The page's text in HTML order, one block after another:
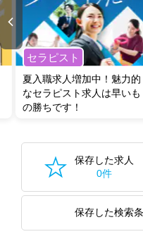
セラピスト
夏入職求人増加中！魅力的
なセラピスト求人は早いも
の勝ちです！
保存した求人
0件
保存した検索